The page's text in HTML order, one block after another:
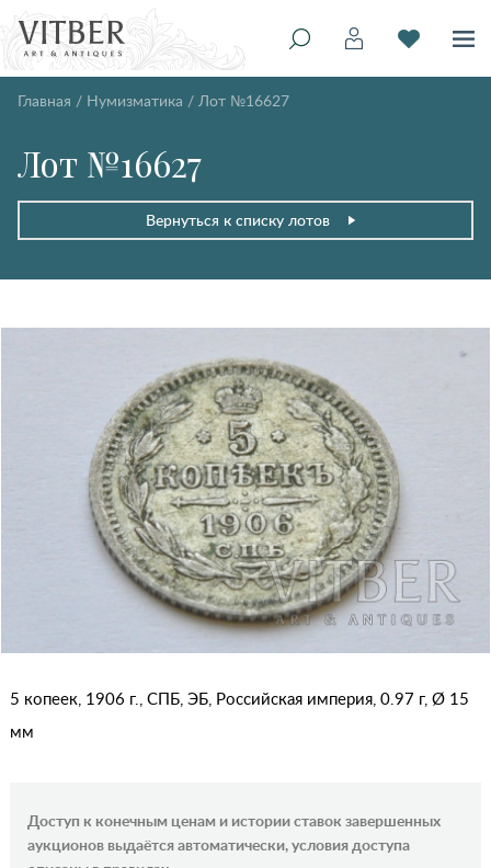
Главная / Нумизматика / Лот №16627
Лот №16627
Вернуться к списку лотов
5 копеек, 1906 г., СПБ, ЭБ, Российская империя, 0.97 г, Ø 15
мм
Доступ к конечным ценам и истории ставок завершенных
аукционов выдаётся автоматически, условия доступа